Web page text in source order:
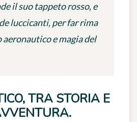
il suo tappeto rosso, e
luccicanti, per far rima
e magia del
TRA STORIA E